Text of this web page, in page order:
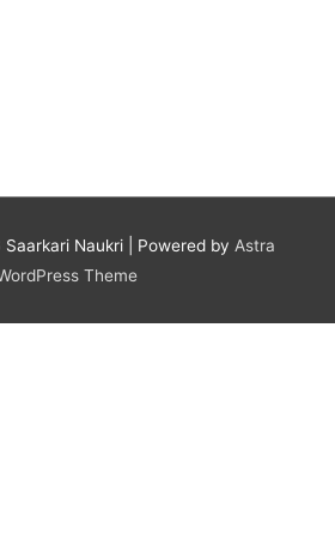
Saarkari Naukri| Powered by Astra
Theme